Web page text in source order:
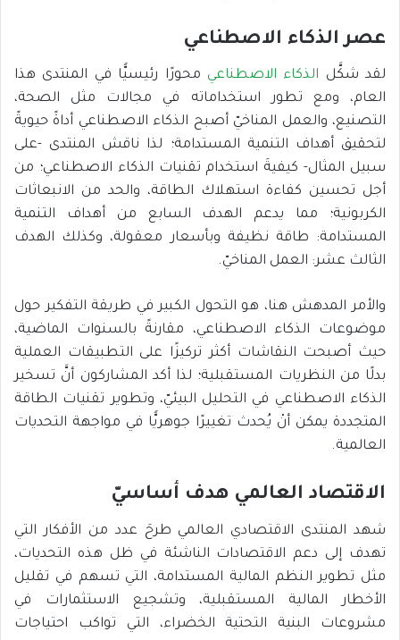
عصر الذكاء الاصطناعي
لقد شكَّل الذكاء الاصطناعي محورًا رئيسيًّا في المنتدى هذا
العام، ومع تطور استخداماته في مجالات مثل الصحة،
التصنيع، والعمل المناخيّ أصبح الذكاء الاصطناعي أداةً حيويةً
لتحقيق أهداف التنمية المستدامة؛ لذا ناقش المنتدى -على
سبيل المثال- كيفيةَ استخدام تقنيات الذكاء الاصطناعي؛ من
أجل تحسين كفاءة استهلاك الطاقة، والحد من الانبعاثات
الكربونية؛ مما يدعم الهدف السابع من أهداف التنمية
المستدامة: طاقة نظيفة وبأسعار معقولة، وكذلك الهدف
الثالث عشر: العمل المناخيّ.
والأمر المدهش هنا، هو التحول الكبير في طريقة التفكير حول
موضوعات الذكاء الاصطناعي، مقارنةً بالسنوات الماضية،
حيث أصبحت النقاشات أكثر تركيزًا على التطبيقات العملية
بدلًا من النظريات المستقبلية؛ لذا أكد المشاركون أنَّ تسخير
الذكاء الاصطناعي في التحليل البيئيّ، وتطوير تقنيات الطاقة
المتجددة يمكن أنْ يُحدث تغييرًا جوهريًّا في مواجهة التحديات
العالمية.
الاقتصاد العالمي هدف أساسيّ
شهد المنتدى الاقتصادي العالمي طرحَ عدد من الأفكار التي
تهدف إلى دعم الاقتصادات الناشئة في ظل هذه التحديات،
مثل تطوير النظم المالية المستدامة، التي تسهم في تقليل
الأخطار المالية المستقبلية، وتشجيع الاستثمارات في
مشروعات البنية التحتية الخضراء، التي تواكب احتياجات